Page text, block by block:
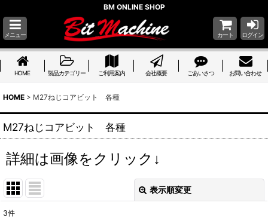
BM ONLINE SHOP
メニュー カート ログイン
HOME 製品カテゴリー ご利用案内 会社概要 ごあいさつ お問い合わせ
HOME > M27ねじコアビット 各種
M27ねじコアビット 各種
詳細は画像をクリック↓
表示順変更
サブカテゴリ
3件